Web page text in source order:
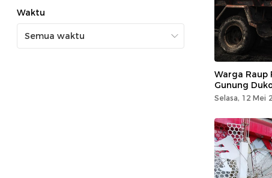
Waktu
Warga Raup
Gunung
Selasa, 12 Mei